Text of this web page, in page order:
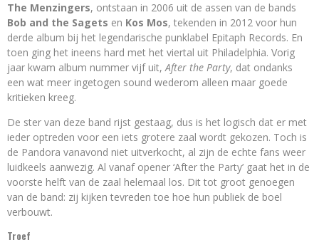
The Menzingers, ontstaan in 2006 uit de assen van de bands
Bob and the Sagets en Kos Mos, tekenden in 2012 voor hun
derde album bij het legendarische punklabel Epitaph Records. En
toen ging het ineens hard met het viertal uit Philadelphia. Vorig
jaar kwam album nummer vijf uit,After the Party, dat ondanks
een wat meer ingetogen sound wederom alleen maar goede
kritieken kreeg.
De ster van deze band rijst gestaag, dus is het logisch dat er met
ieder optreden voor een iets grotere zaal wordt gekozen. Toch is
de Pandora vanavond niet uitverkocht, al zijn de echte fans weer
luidkeels aanwezig. Al vanaf opener ‘After the Party’ gaat het in de
voorste helft van de zaal helemaal los. Dit tot groot genoegen
van de band: zij kijken tevreden toe hoe hun publiek de boel
verbouwt.
Troef